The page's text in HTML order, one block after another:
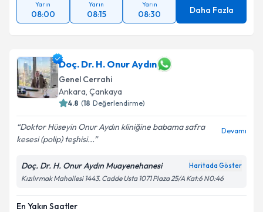
Yarın
08:00
Yarın
08:15
Yarın
08:30 Daha Fazla
Doç. Dr. H. Onur Aydın
Genel Cerrahi
Ankara, Çankaya
4.8 (18 Değerlendirme)
Doktor Hüseyin Onur Aydın kliniğine babama safra
kesesi (polip) teşhisi...
Devamı
Doç. Dr. H. Onur Aydın Muayenehanesi Haritada Göster
Kızılırmak Mahallesi 1443. Cadde Usta 1071 Plaza 25/A Kat:6 N0:46
En Yakın Saatler